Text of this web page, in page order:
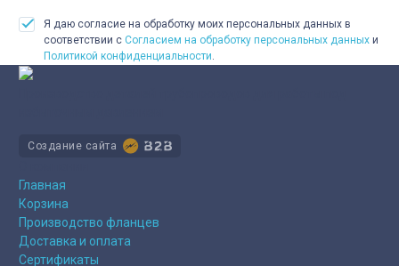
Я даю согласие на обработку моих персональных данных в
соответствии с Согласием на обработку персональных данных и
Политикой конфиденциальности
Создание сайта
Главная
Корзина
Производство фланцев
Доставка и оплата
Сертификаты